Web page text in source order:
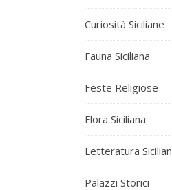
Curiosità Siciliane
Fauna Siciliana
Feste Religiose
Flora Siciliana
Letteratura
Palazzi Storici